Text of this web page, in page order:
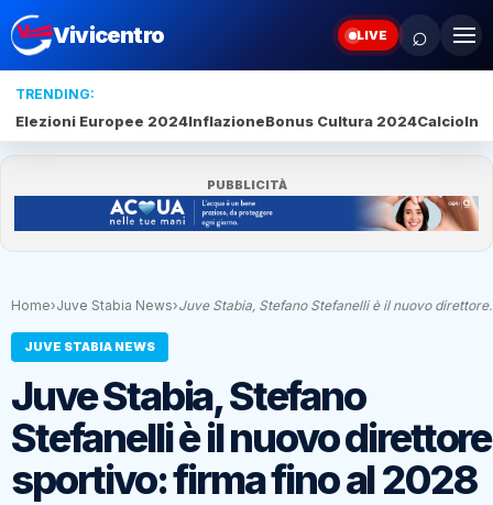
Vivicentro LIVE ⌕
TRENDING:
Elezioni Europee 2024InflazioneBonus Cultura 2024Calcio
PUBBLICITÀ
Home›Juve Stabia News›Juve Stabia, Stefano Stefanelli è il nuovo
JUVE STABIA NEWS
Juve Stabia, Stefano
Stefanelli è il nuovo direttore
sportivo: firma fino al 2028